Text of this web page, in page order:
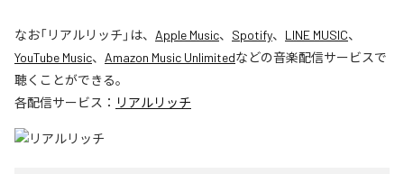
なお「リアルリッチ 」は、 Apple Music、 Spotify、 LINE MUSIC、
YouTube Music、 Amazon Music Unlimitedなどの音楽配信サービスで
聴くことができる。
各配信サービス： リアルリッチ